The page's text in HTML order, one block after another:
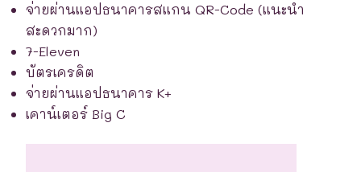
จ่ายผ่านแอปธนาคารสแกน QR-Code (แนะนำ
สะดวกมาก)
7-Eleven
บัตรเครดิต
จ่ายผ่านแอปธนาคาร K+
เคาน์เตอร์ Big C